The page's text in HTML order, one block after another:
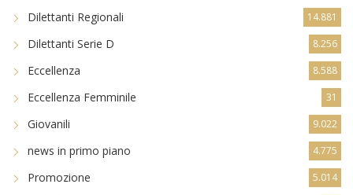
Dilettanti Regionali 14.881
Dilettanti Serie D 8.256
Eccellenza 8.588
Eccellenza Femminile 31
Giovanili 9.022
news in primo piano 4.775
Promozione 5.014